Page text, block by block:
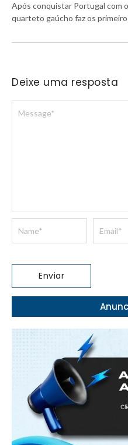
Após conquistar Portugal com
quarteto gaúcho faz os
Deixe uma resposta